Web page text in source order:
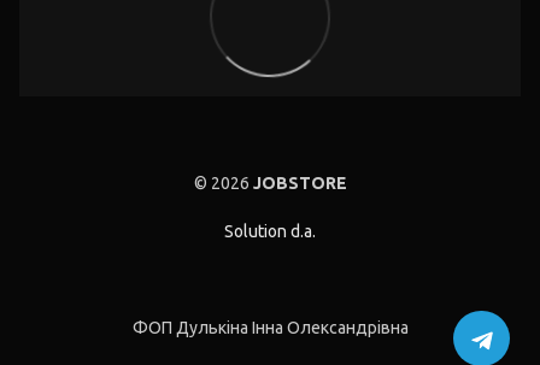
© 2026 JOBSTORE
Solution d.a.
ФОП Дулькіна Інна Олександрівна